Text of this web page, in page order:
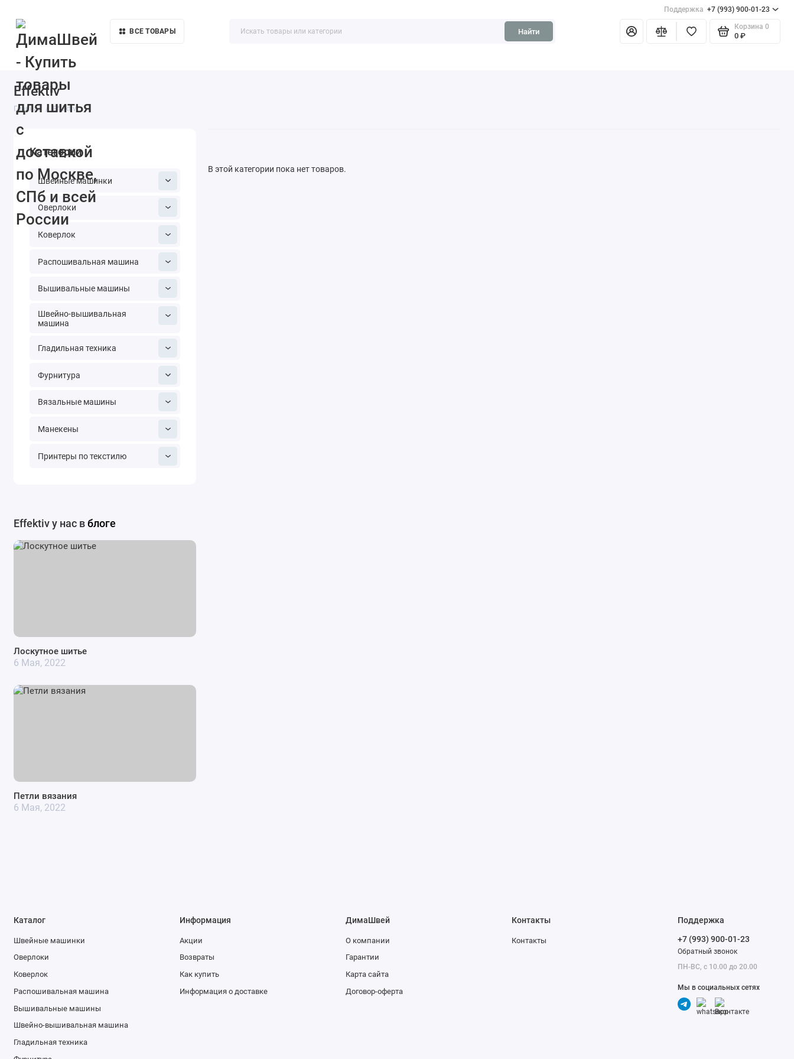
Поддержка +7 (993) 900-01-23
ВСЕ ТОВАРЫ Найти
Корзина 0
0 ₽
Акции О компании
Effektiv
Главная Effektiv
Категории
Швейные машинки
Оверлоки
Коверлок
Распошивальная машина
Вышивальные машины
Швейно-вышивальная
машина
Гладильная техника
Фурнитура
Вязальные машины
Манекены
Принтеры по текстилю
Effektiv у нас вблоге
Лоскутное шитье
6 Мая, 2022
Петли вязания
6 Мая, 2022
В этой категории пока нет товаров.
Каталог
Швейные машинки
Оверлоки
Коверлок
Распошивальная машина
Вышивальные машины
Швейно-вышивальная машина
Гладильная техника
Информация
Акции
Возвраты
Как купить
Информация о доставке
ДимаШвей
О компании
Гарантии
Карта сайта
Договор-оферта
Контакты
Контакты
Поддержка
+7 (993) 900-01-23
Обратный звонок
ПН-ВС, с 10.00 до 20.00
Мы в социальных сетях